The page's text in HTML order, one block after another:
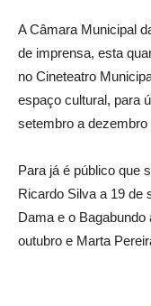
A Câmara Municipal
de imprensa, esta
no Cineteatro
espaço cultural, para
setembro a dezembro
Para já é público que
Ricardo Silva a 19 de
Dama e o Bagabundo
outubro e Marta